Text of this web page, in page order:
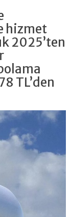
hizmet
2025’ten
TL’den